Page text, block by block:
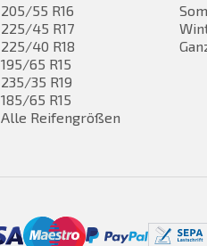
205/55 R16
225/45 R17
225/40 R18
195/65 R15
235/35 R19
185/65 R15
Alle Reifengrößen